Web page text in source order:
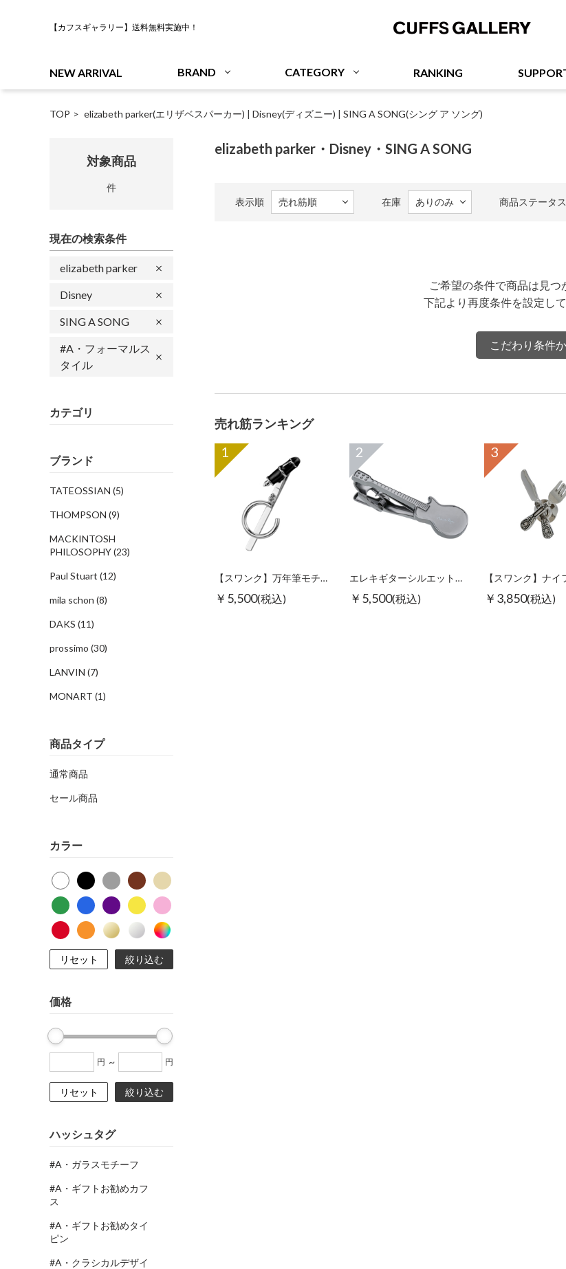
【カフスギャラリー】送料無料実施中！
NEW ARRIVAL BRAND CATEGORY RANKING
TOP elizabeth parker(エリザベスパーカー) | Disney(ディズニー) | SING A SONG(シング ア ソング)
対象商品
件
現在の検索条件
elizabeth parker
Disney
SING A SONG
#A・フォーマルス
タイル
カテゴリ
ブランド
TATEOSSIAN (5)
THOMPSON (9)
MACKINTOSH
PHILOSOPHY(23)
Paul Stuart (12)
mila schon (8)
DAKS (11)
prossimo (30)
LANVIN (7)
MONART (1)
商品タイプ
通常商品
セール商品
カラー
リセット 絞り込む
価格
円 ~ 円
リセット 絞り込む
ハッシュタグ
#A・ガラスモチーフ
#A・ギフトお勧めカフ
ス
#A・ギフトお勧めタイ
ピン
#A・クラシカルデザイ
elizabeth parker・Disney・SING A SONG
表示順 在庫 商品ステータス
ご希望の条件で商品は見つ
下記より再度条件を設定し
こだわり条件
売れ筋ランキング
1
【スワンク】万年筆モチーフグラスホルダー
￥5,500(税込)
2
エレキギターシルエットタイピン ブラック
￥5,500(税込)
3
￥3,850(税込)